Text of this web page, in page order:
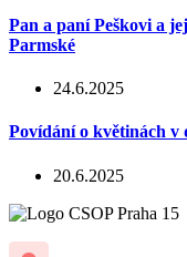
Pan a paní Peškovi a
Parmské
24.6.2025
Povídání o květinách v
20.6.2025